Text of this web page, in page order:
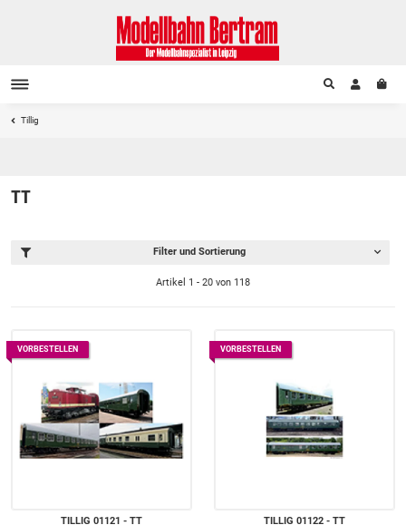
Tillig
TT
Filter und Sortierung
Artikel 1 - 20 von 118
VORBESTELLEN
TILLIG 01121 - TT
VORBESTELLEN
TILLIG 01122 - TT